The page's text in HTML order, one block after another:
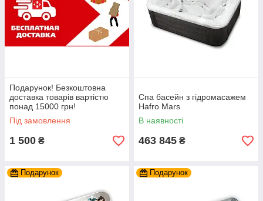
Подарунок! Безкоштовна
доставка товарів вартістю
понад 15000 грн!
Під замовлення
1 500 ₴
Спа басейн з гідромасажем
Hafro Mars
В наявності
463 845 ₴
Подарунок Подарунок